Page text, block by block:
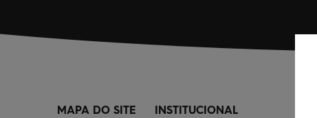
MAPA DO SITE INSTITUCIONAL